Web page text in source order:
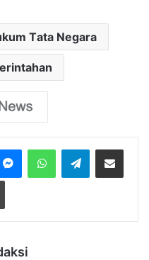
Tata Negara
MessengerWhatsAppTelegramBagikan melalui Email
Cetak